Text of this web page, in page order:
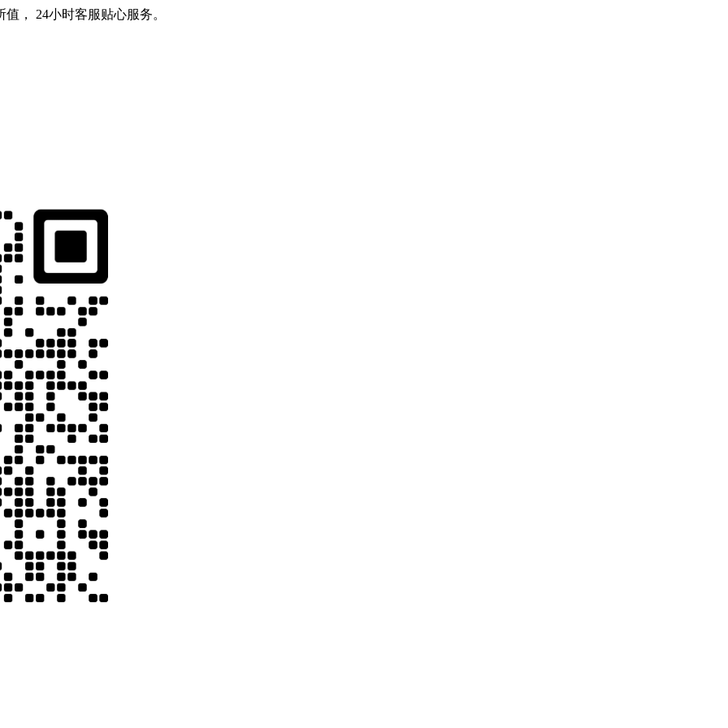
， 24小时客服贴心服务。